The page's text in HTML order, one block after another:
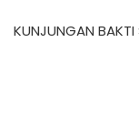
KUNJUNGAN BAKTI